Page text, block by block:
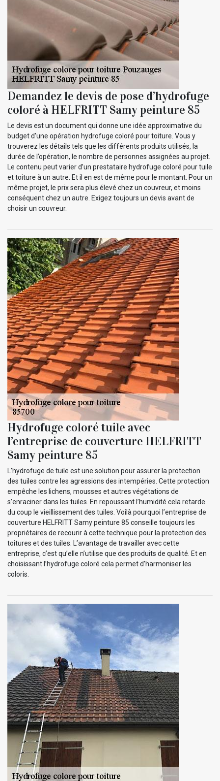
Demandez le devis de pose d’hydrofuge
coloré à HELFRITT Samy peinture 85
Le devis est un document qui donne une idée approximative du
budget d’une opération hydrofuge coloré pour toiture. Vous y
trouverez les détails tels que les différents produits utilisés, la
durée de l’opération, le nombre de personnes assignées au projet.
Le contenu peut varier d’un prestataire hydrofuge coloré pour tuile
et toiture à un autre. Et il en est de même pour le montant. Pour un
même projet, le prix sera plus élevé chez un couvreur, et moins
conséquent chez un autre. Exigez toujours un devis avant de
choisir un couvreur.
Hydrofuge coloré tuile avec
l’entreprise de couverture HELFRITT
Samy peinture 85
L’hydrofuge de tuile est une solution pour assurer la protection
des tuiles contre les agressions des intempéries. Cette protection
empêche les lichens, mousses et autres végétations de
s’enraciner dans les tuiles. En repoussant l’humidité cela retarde
du coup le vieillissement des tuiles. Voilà pourquoi l’entreprise de
couverture HELFRITT Samy peinture 85 conseille toujours les
propriétaires de recourir à cette technique pour la protection des
toitures et des tuiles. L’avantage de travailler avec cette
entreprise, c’est qu’elle n’utilise que des produits de qualité. Et en
choisissant l’hydrofuge coloré cela permet d’harmoniser les
coloris.